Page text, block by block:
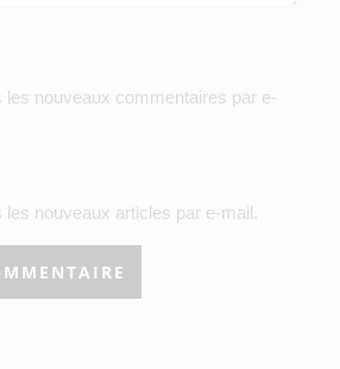
les nouveaux commentaires par e-
nouveaux articles par e-mail.